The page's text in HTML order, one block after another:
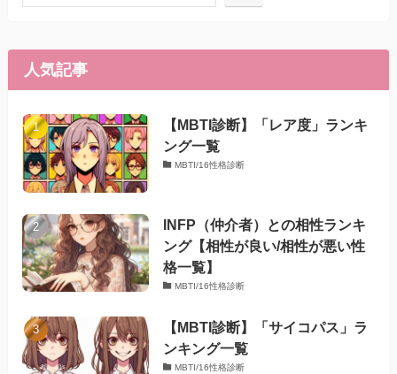
人気記事
【MBTI診断】「レア度」ランキ
ング一覧
MBTI/16性格診断
INFP（仲介者）との相性ランキ
ング【相性が良い/相性が悪い性
格一覧】
MBTI/16性格診断
【MBTI診断】「サイコパス」ラ
ンキング一覧
MBTI/16性格診断